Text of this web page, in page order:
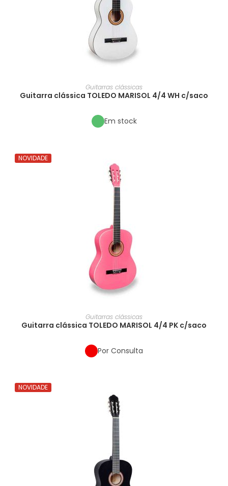
Guitarras clássicas
Guitarra clássica TOLEDO MARISOL 4/4 WH c/saco
Em stock
NOVIDADE
Guitarras clássicas
Guitarra clássica TOLEDO MARISOL 4/4 PK c/saco
Por Consulta
NOVIDADE